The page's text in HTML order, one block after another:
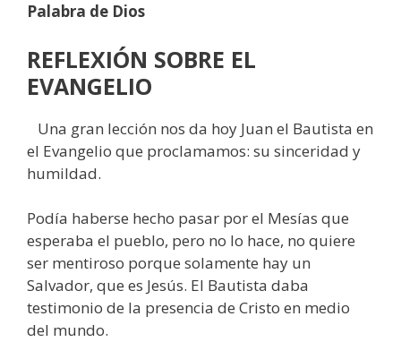
Palabra de Dios
REFLEXIÓN SOBRE EL
EVANGELIO
Una gran lección nos da hoy Juan el Bautista en
el Evangelio que proclamamos: su sinceridad y
humildad.
Podía haberse hecho pasar por el Mesías que
esperaba el pueblo, pero no lo hace, no quiere
ser mentiroso porque solamente hay un
Salvador, que es Jesús. El Bautista daba
testimonio de la presencia de Cristo en medio
del mundo.